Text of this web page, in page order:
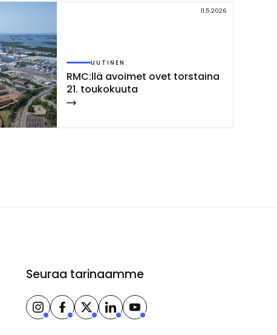
11.5.2026
UUTINEN
RMC:llä avoi­met ovet tors­tai­na
21. tou­ko­kuu­ta
Seuraa tarinaamme